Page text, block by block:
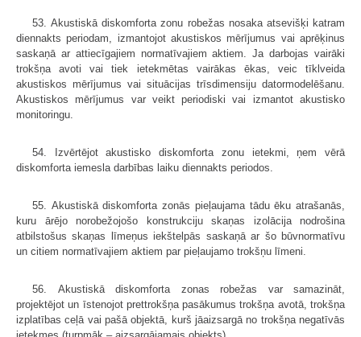
53. Akustiskā diskomforta zonu robežas nosaka atsevišķi katram
diennakts periodam, izmantojot akustiskos mērījumus vai aprēķinus
saskaņā ar attiecīgajiem normatīvajiem aktiem. Ja darbojas vairāki
trokšņa avoti vai tiek ietekmētas vairākas ēkas, veic tīklveida
akustiskos mērījumus vai situācijas trīsdimensiju datormodelēšanu.
Akustiskos mērījumus var veikt periodiski vai izmantot akustisko
monitoringu.
54. Izvērtējot akustisko diskomforta zonu ietekmi, ņem vērā
diskomforta iemesla darbības laiku diennakts periodos.
55. Akustiskā diskomforta zonās pieļaujama tādu ēku atrašanās,
kuru ārējo norobežojošo konstrukciju skaņas izolācija nodrošina
atbilstošus skaņas līmeņus iekštelpās saskaņā ar šo būvnormatīvu
un citiem normatīvajiem aktiem par pieļaujamo trokšņu līmeni.
56. Akustiskā diskomforta zonas robežas var samazināt,
projektējot un īstenojot prettrokšņa pasākumus trokšņa avotā, trokšņa
izplatības ceļā vai pašā objektā, kurš jāaizsargā no trokšņa negatīvās